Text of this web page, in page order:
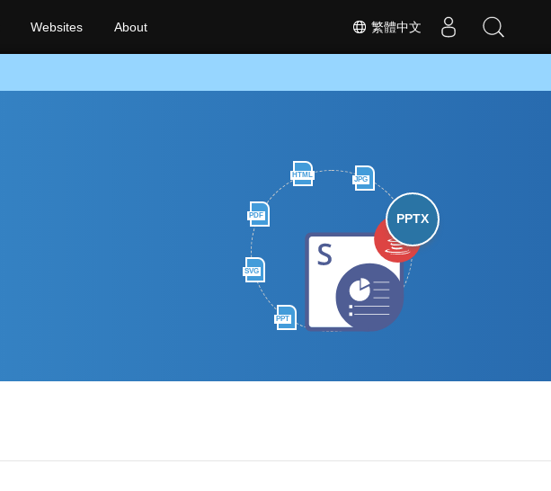
繁體中文
Websites About
HTML
JPG
PDF
SVG
PPT
PPTX